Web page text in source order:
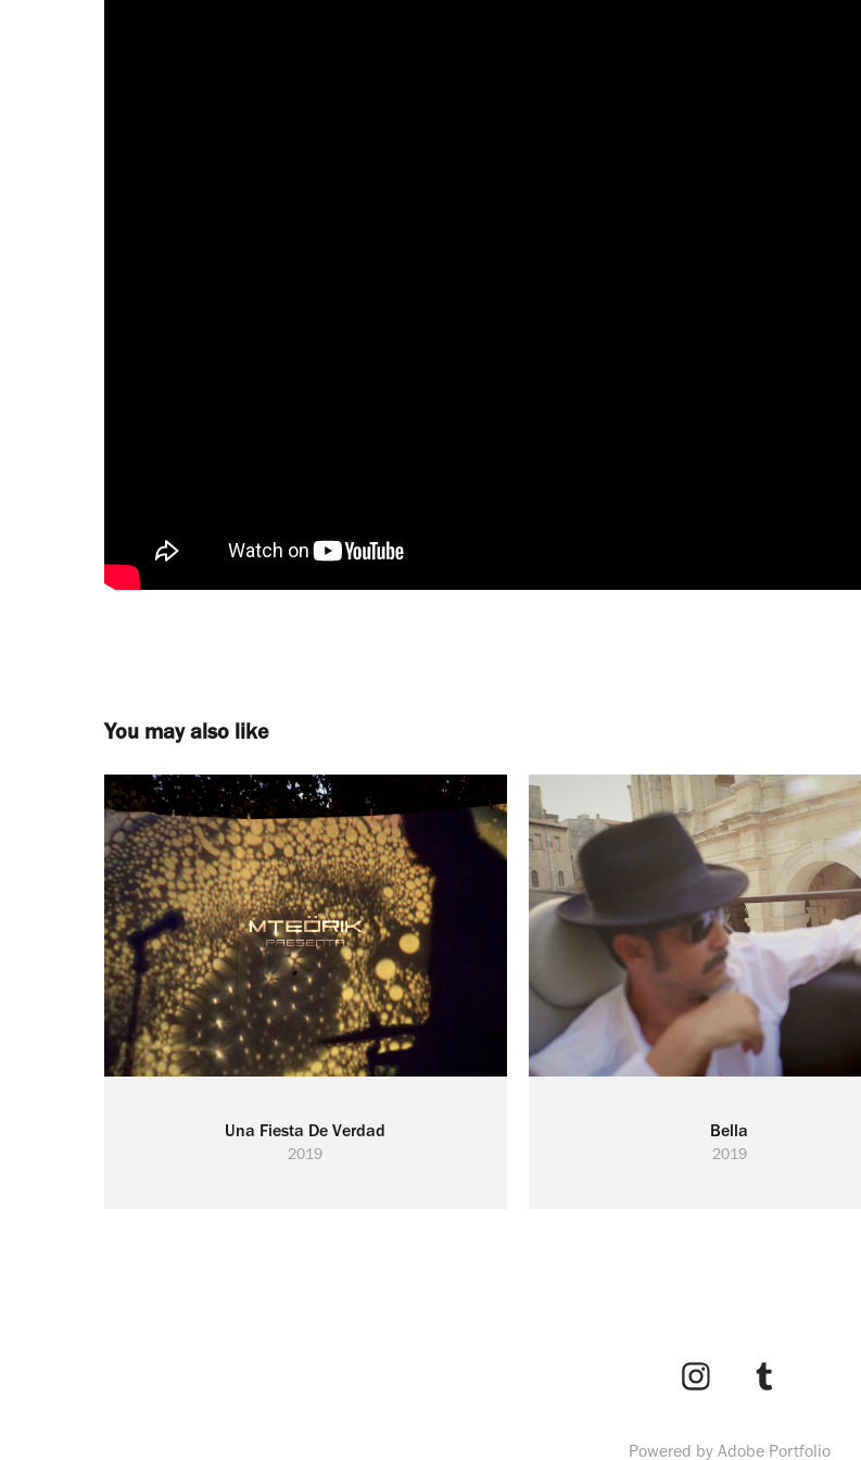
You may also like
Una Fiesta De Verdad
2019
Bella
2019
Powered by Adobe Portfolio